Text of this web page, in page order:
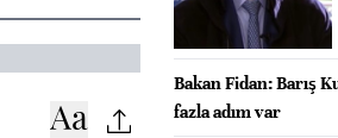
Bakan Fidan: Barış
fazla adım var